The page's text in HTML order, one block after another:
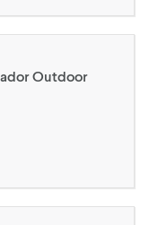
Outdoor